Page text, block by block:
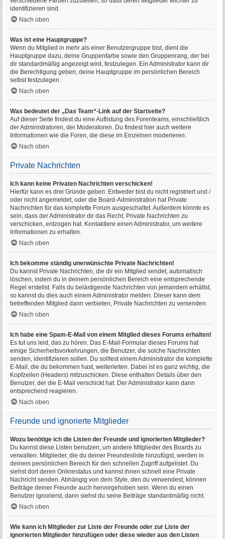
identifizieren sind.
Nach oben
Was ist eine Hauptgruppe?
Wenn du Mitglied in mehr als einer Benutzergruppe bist, dient die
Hauptgruppe dazu, deine Gruppenfarbe sowie den Gruppenrang, der bei
dir standardmäßig angezeigt wird, festzulegen. Ein Administrator kann dir
die Berechtigung geben, deine Hauptgruppe im persönlichen Bereich
selbst festzulegen.
Nach oben
Was bedeutet der „Das Team“-Link auf der Startseite?
Auf dieser Seite findest du eine Auflistung des Forenteams, einschließlich
der Administratoren, der Moderatoren. Du findest hier auch weitere
Informationen wie die Foren, die diese im Einzelnen moderieren.
Nach oben
Private Nachrichten
Ich kann keine Privaten Nachrichten verschicken!
Hierfür kann es drei Gründe geben: Entweder bist du nicht registriert und /
oder nicht angemeldet, oder die Board-Administration hat Private
Nachrichten für das komplette Forum ausgeschaltet. Außerdem könnte es
sein, dass der Administrator dir das Recht, Private Nachrichten zu
verschicken, entzogen hat. Kontaktiere einen Administrator, um weitere
Informationen zu erhalten.
Nach oben
Ich bekomme ständig unerwünschte Private Nachrichten!
Du kannst Private Nachrichten, die dir ein Mitglied sendet, automatisch
löschen, indem du in deinem persönlichen Bereich eine entsprechende
Regel erstellst. Falls du belästigende Nachrichten von jemandem erhältst,
so kannst du dies auch einem Administrator melden. Dieser kann dem
betreffenden Mitglied dann verbieten, Private Nachrichten zu versenden.
Nach oben
Ich habe eine Spam-E-Mail von einem Mitglied dieses Forums erhalten!
Es tut uns leid, das zu hören. Das E-Mail-Formular dieses Forums hat
einige Sicherheitsvorkehrungen, die Benutzer, die solche Nachrichten
senden, identifizieren sollen. Du solltest einem Administrator die komplette
E-Mail, die du bekommen hast, weiterleiten. Dabei ist es ganz wichtig, die
Kopfzeilen (Headers) mitzuschicken. Diese enthalten Details über den
Benutzer, der die E-Mail verschickt hat. Der Administrator kann dann
entsprechend reagieren.
Nach oben
Freunde und ignorierte Mitglieder
Wozu benötige ich die Listen der Freunde und ignorierten Mitglieder?
Du kannst diese Listen benutzen, um andere Mitglieder des Boards zu
verwalten. Mitglieder, die du deiner Freundesliste hinzufügst, werden in
deinem persönlichen Bereich für den schnellen Zugriff aufgelistet. Du
siehst dort deren Onlinestatus und kannst ihnen schnell eine Private
Nachricht senden. Abhängig von dem Style, den du verwendest, können
Beiträge deiner Freunde auch hervorgehoben sein. Wenn du einen
Benutzer ignorierst, dann siehst du seine Beiträge standardmäßig nicht.
Nach oben
Wie kann ich Mitglieder zur Liste der Freunde oder zur Liste der
ignorierten Mitglieder hinzufügen oder diese wieder aus den Listen